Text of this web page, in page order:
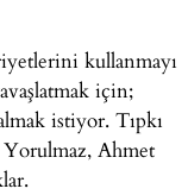
kullanmayı
için;
istiyor. Tıpkı
Ahmet